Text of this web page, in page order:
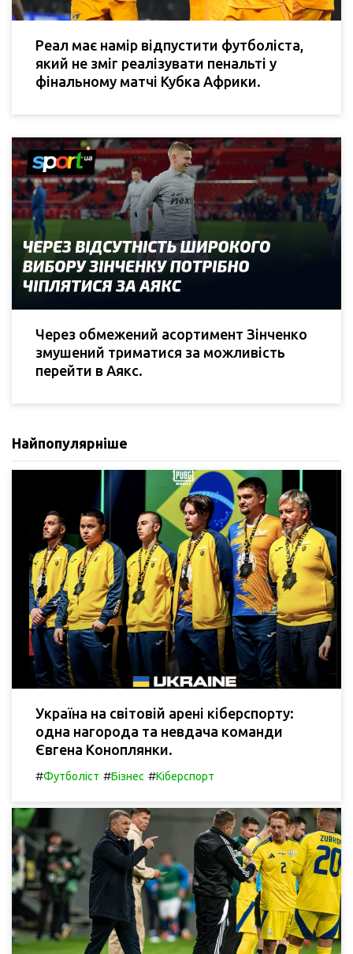
Реал має намір відпустити футболіста,
який не зміг реалізувати пенальті у
фінальному матчі Кубка Африки.
Через обмежений асортимент Зінченко
змушений триматися за можливість
перейти в Аякс.
Найпопулярніше
Україна на світовій арені кіберспорту:
одна нагорода та невдача команди
Євгена Коноплянки.
#Футболіст #Бізнес #Кіберспорт